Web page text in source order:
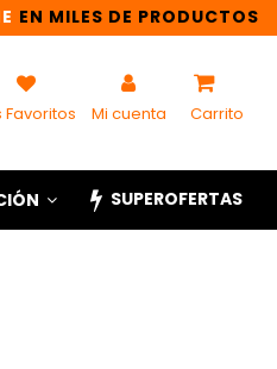
EN MILES DE PRODUCTOS
Favoritos Mi cuenta Carrito
SUPEROFERTAS